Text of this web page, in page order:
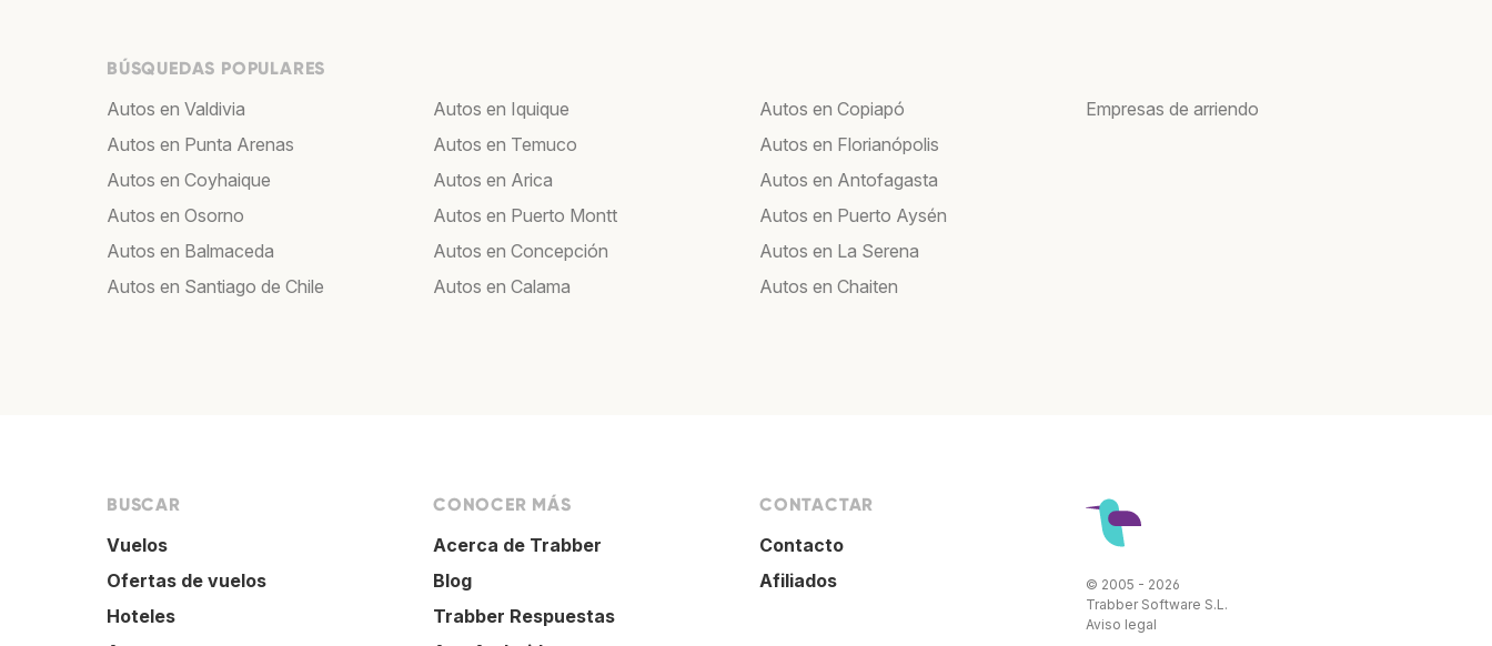
BÚSQUEDAS POPULARES
Autos en Valdivia
Autos en Punta Arenas
Autos en Coyhaique
Autos en Osorno
Autos en Balmaceda
Autos en Santiago de Chile
Autos en Iquique
Autos en Temuco
Autos en Arica
Autos en Puerto Montt
Autos en Concepción
Autos en Calama
Autos en Copiapó
Autos en Florianópolis
Autos en Antofagasta
Autos en Puerto Aysén
Autos en La Serena
Autos en Chaiten
Empresas de arriendo
BUSCAR
Vuelos
Ofertas de vuelos
Hoteles
CONOCER MÁS
Acerca de Trabber
Blog
Trabber Respuestas
CONTACTAR
Contacto
Afiliados
© 2005 - 2026
Trabber Software S.L.
Aviso legal